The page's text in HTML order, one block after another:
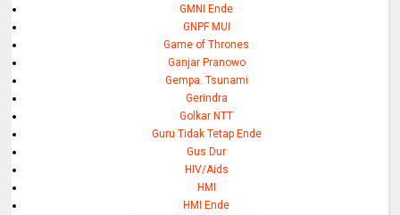
GMNI Ende
GNPF MUI
Game of Thrones
Ganjar Pranowo
Gempa. Tsunami
Gerindra
Golkar NTT
Guru Tidak Tetap Ende
Gus Dur
HIV/Aids
HMI
HMI Ende